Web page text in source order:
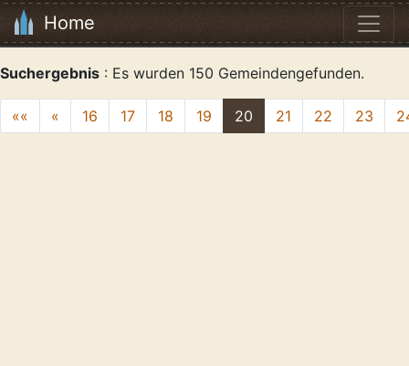
Home
Suchergebnis : Es wurden 150 Gemeindengefunden.
«« « 16 17 18 19 20 21 22 23